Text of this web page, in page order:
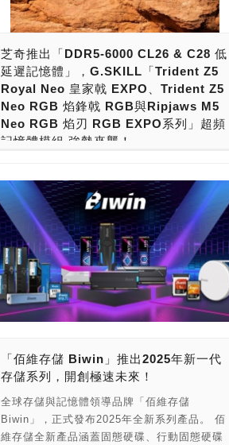
屋、欣亞，或者虛擬電商通路，例如PChome
24h、Momo等，全通路都買得到金士頓的記
憶體商品。且身為全球記憶體與儲存領導品牌
的金士頓，更擁有全方位的銷售服務與專業的
技術支援，逾30 年間樹立了業界享譽盛名的高
品質與可靠性標竿，讓消費者在產品的使用與
售後上可以安心無虞。 Kingston在DDR5世代
也有完整佈局，系統裝置用記憶體模組產品
8GB、16GB、32GB容量DDR5 Non-ECC
Unbiffered DIMM與SO-DIMM記憶體模組之
外，超頻記憶體模組產品線，推出了訴求支援
Intel XMP與AMD EXPO超頻設定的FURY
Beast DDR5(RGB)系列（狩獵者），訴求極
致效能的FURY Renegade DDR5(RGB)系列
（反叛者），兩大系列皆有白色與黑色系兩種
版本，還有針對筆記型電腦推出的FURY
Impact DDR5系列。這陣子則推出了FURY
超頻的ECC Registered DIMM記憶體，完整
滿足系統用戶與玩家、專業用戶的擴充需求。
最新，則發表了FURY Renegade DDR5 RGB
Limited Edition系列（反叛者限量版），以限
量版方式，推出DDR5-8000 48GB產品。
面紗。 說到記憶體模組、固態硬碟、隨身碟與
記憶卡，無論你是剛入門的新手，還是經驗老
道的玩家，你一定不能不認識Kingston金士
頓。 Kingston創立於1987年，中文名字叫金
士頓，是由工程師杜紀川（John Tu）和孫大
衛（David Sun）在加州橘郡創立。Kingston
發展至今已有38年的歷史，截至今日，以卓越
創新的產品陣容與完善的客戶服務打造壓倒性
霸SSD與記憶體的雙料冠軍！ 台灣市場的話，
採用複式代理銷售，記憶體模組、隨身碟與固
態硬碟代理商有甘霖科技、聯強國際、普生實
業、精技電腦與群環科技。無論是實體零售通
路，像是原價屋、欣亞，或者虛擬電商通路，
例如PChome 24h、Momo等，全通路都買得
到金士頓的記憶體商品。且身為全球記憶體與
儲存領導品牌的金士頓，更擁有全方位的銷售
享譽盛名的高品質與可靠性標竿，讓消費者在
產品的使用與售後上可以安心無虞。
Kingston在DDR5世代也有完整佈局，系統裝
置用記憶體模組產品線，主要就是ValueRAM
系列，陸續推出了DDR5-4800、5200、5600
的產品線，提供8GB、16GB、32GB容量
芝奇推出「DDR5-6000 CL26 & C28 低
延遲記憶體」，G.SKILL「Trident Z5
Royal Neo 皇家戟 EXPO、Trident Z5
Neo RGB 焰鋒戟 RGB與Ripjaws M5
Neo RGB 焰刃 RGB EXPO系列」超頻
記憶體模組 強勢來襲！
牌，芝奇國際宣布推出一系列超低延遲DDR5
記憶體套裝，包含DDR5-6000 CL26-36-36-
96 2x16GB/2x32GB及DDR5-6000 CL28-36-
36-96 2x24GB/2x48GB，此全新規格專為
AMD Ryzen 9000系列桌上型處理器及高效能
X870主機板平台打造，並將加入芝奇旗下皇家
戟EXPO系列、焰鋒戟RGB系列、及焰刃RGB
EXPO系列，為極限超頻用戶與高端電腦玩家
提供嶄新的高效能記憶體方案選擇。 憑藉著資
品質的獨到堅持，芝奇持續挑戰往超低延遲邁
進，正式推出了 DDR5-6000 CL26-36-36-96
低延遲豪華套裝，除了主流的2x16GB選擇
外，也率先全球推出2x32GB大容量套裝方
案，提供高端玩家容量與效能兼具的高速規
「佰維存儲 Biwin」推出2025年新一代
存儲系列，開創極速未來！
全球存儲與記憶體領導品牌「佰維存儲
Biwin」，正式發布2025年全新系列產品。 佰
維存儲全新產品涵蓋固態硬碟、行動固態硬碟